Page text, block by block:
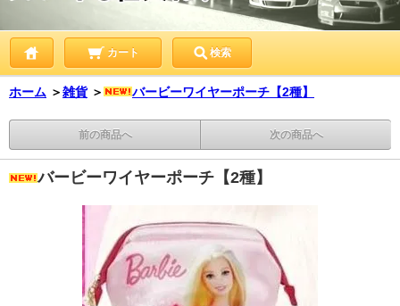
カート 検索
ホーム ＞雑貨 ＞ バービーワイヤーポーチ【2種】
前の商品へ 次の商品へ
バービーワイヤーポーチ【2種】